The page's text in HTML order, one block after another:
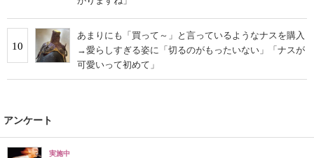
10
あまりにも「買って～」と言っているようなナスを購入
→愛らしすぎる姿に「切るのがもったいない」「ナスが
可愛いって初めて」
アンケート
実施中